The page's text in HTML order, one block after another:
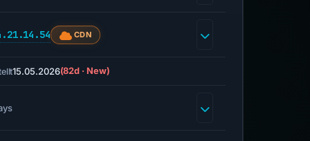
CDN
15.05.2026(82d · New)